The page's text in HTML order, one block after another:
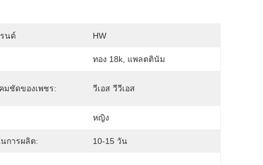
นด์ HW
ทอง 18k, แพลตตินัม
มชัดของเพชร: วีเอส วีวีเอส
หญิง
นการผลิต: 10-15 วัน